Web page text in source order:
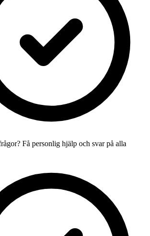
Få personlig hjälp och svar på alla